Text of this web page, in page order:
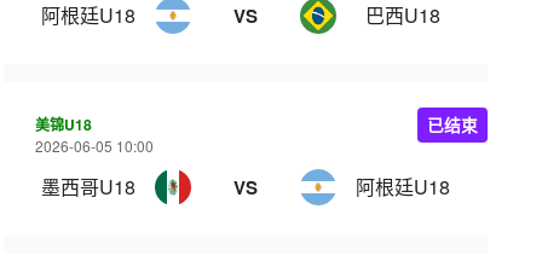
阿根廷U18 VS 巴西U18
美锦U18
2026-06-05 10:00
墨西哥U18 VS 阿根廷U18
已结束